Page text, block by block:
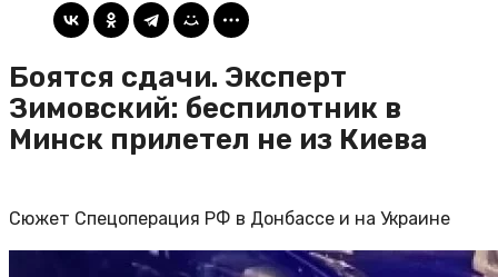
Боятся сдачи. Эксперт
Зимовский: беспилотник в
Минск прилетел не из Киева
Сюжет Спецоперация РФ в Донбассе и на Украине